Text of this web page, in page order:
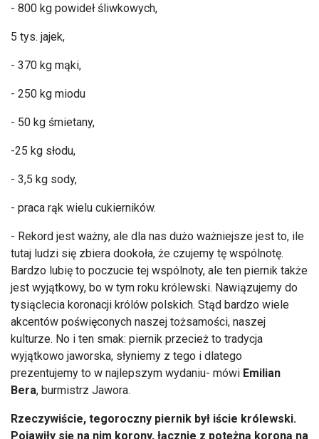
- 800 kg powideł śliwkowych,
5 tys. jajek,
- 370 kg mąki,
- 250 kg miodu
- 50 kg śmietany,
-25 kg słodu,
- 3,5 kg sody,
- praca rąk wielu cukierników.
- Rekord jest ważny, ale dla nas dużo ważniejsze jest to, ile
tutaj ludzi się zbiera dookoła, że czujemy tę wspólnotę.
Bardzo lubię to poczucie tej wspólnoty, ale ten piernik także
jest wyjątkowy, bo w tym roku królewski. Nawiązujemy do
tysiąclecia koronacji królów polskich. Stąd bardzo wiele
akcentów poświęconych naszej tożsamości, naszej
kulturze. No i ten smak: piernik przecież to tradycja
wyjątkowo jaworska, słyniemy z tego i dlatego
prezentujemy to w najlepszym wydaniu- mówi Emilian
Bera, burmistrz Jawora.
Rzeczywiście, tegoroczny piernik był iście królewski.
Pojawiły się na nim korony, łącznie z potężną koroną na